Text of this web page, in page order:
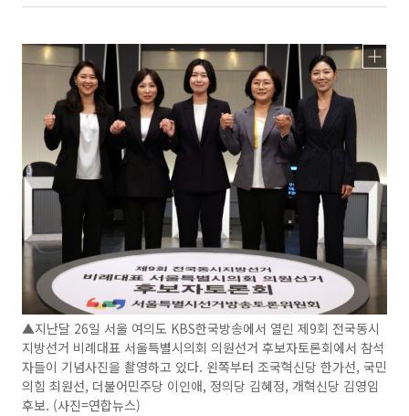
▲지난달 26일 서울 여의도 KBS한국방송에서 열린 제9회 전국동시
지방선거 비례대표 서울특별시의회 의원선거 후보자토론회에서 참석
자들이 기념사진을 촬영하고 있다. 왼쪽부터 조국혁신당 한가선, 국민
의힘 최원선, 더불어민주당 이인애, 정의당 김혜정, 개혁신당 김영임
후보. (사진=연합뉴스)